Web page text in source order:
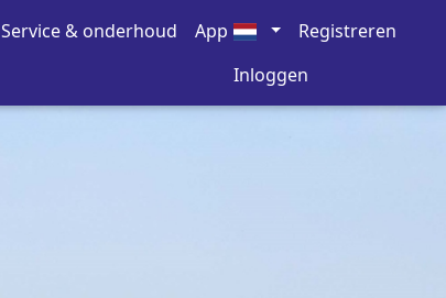
Service & onderhoud
App
Registreren
Inloggen